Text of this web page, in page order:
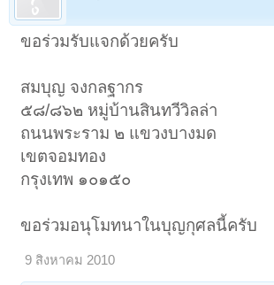
ขอร่วมรับแจกด้วยครับ
สมบุญ จงกลฐากร
๕๘/๘๖๒ หมู่บ้านสินทวีวิลล่า
ถนนพระราม ๒ แขวงบางมด
เขตจอมทอง
กรุงเทพ ๑๐๑๕๐
ขอร่วมอนุโมทนาในบุญกุศลนี้ครับ
9 สิงหาคม 2010